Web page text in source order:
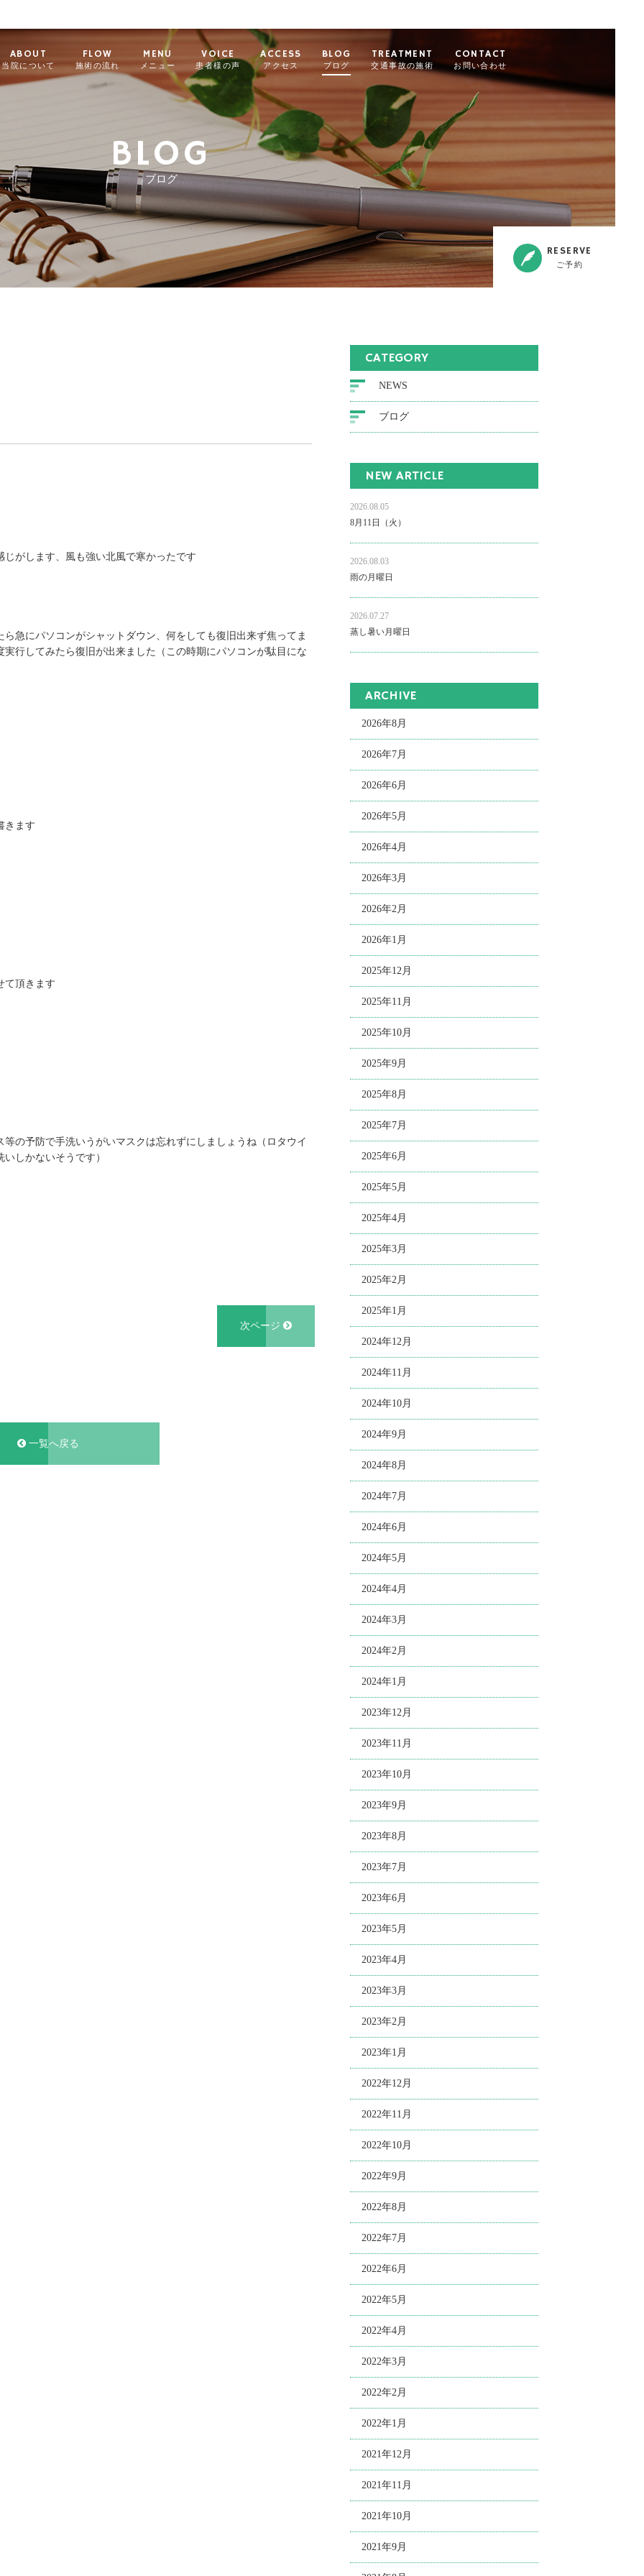
ABOUT
当院について
FLOW
施術の流れ
MENU
メニュー
VOICE
患者様の声
ACCESS
アクセス
BLOG
ブログ
TREATMENT
交通事故の施術
CONTACT
お問い合わせ
BLOG
ブログ
RESERVE
ご予約
がします、風も強い北風で寒かったです
急にパソコンがシャットダウン、何をしても復旧出来ず焦ってま
行してみたら復旧が出来ました（この時期にパソコンが駄目にな
きます
て頂きます
の予防で手洗いうがいマスクは忘れずにしましょうね（ロタウイ
しかないそうです）
次ページ
一覧へ戻る
CATEGORY
NEWS
ブログ
NEW ARTICLE
2026.08.05
8月11日（火）
2026.08.03
雨の月曜日
2026.07.27
蒸し暑い月曜日
ARCHIVE
2026年8月
2026年7月
2026年6月
2026年5月
2026年4月
2026年3月
2026年2月
2026年1月
2025年12月
2025年11月
2025年10月
2025年9月
2025年8月
2025年7月
2025年6月
2025年5月
2025年4月
2025年3月
2025年2月
2025年1月
2024年12月
2024年11月
2024年10月
2024年9月
2024年8月
2024年7月
2024年6月
2024年5月
2024年4月
2024年3月
2024年2月
2024年1月
2023年12月
2023年11月
2023年10月
2023年9月
2023年8月
2023年7月
2023年6月
2023年5月
2023年4月
2023年3月
2023年2月
2023年1月
2022年12月
2022年11月
2022年10月
2022年9月
2022年8月
2022年7月
2022年6月
2022年5月
2022年4月
2022年3月
2022年2月
2022年1月
2021年12月
2021年11月
2021年10月
2021年9月